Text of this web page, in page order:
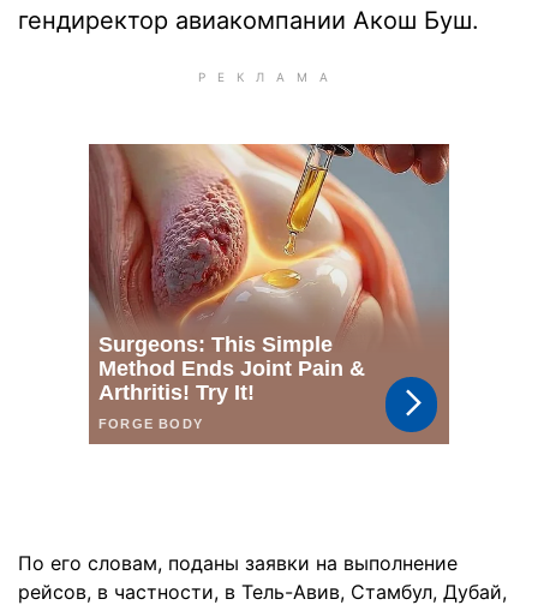
гендиректор авиакомпании Акош Буш.
По его словам, поданы заявки на выполнение
рейсов, в частности, в Тель-Авив, Стамбул, Дубай,